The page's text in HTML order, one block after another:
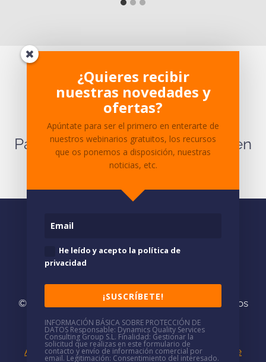
¿Te ha parecido interesante?
¿Tienes dudas sobre el
contenido?
Para cualquier pregunta ponte en
contactocon nosotros.
© 2026
· Somos consultores especializados
enSoluciones Microsoft
(+34)937 688 766· mkt@dqsconsulting.com
Aviso Legal|Política de Privacidad|Política de
¿Quieres recibir
nuestras novedades y
ofertas?
Apúntate para ser el primero en enterarte de
nuestros webinarios gratuitos, los recursos
que os ponemos a disposición, nuestras
noticias, etc.
He leído y acepto la política de
privacidad
¡SUSCRÍBETE!
INFORMACIÓN BÁSICA SOBRE PROTECCIÓN DE
DATOS Responsable: Dynamics Quality Services
Consulting Group S.L. Finalidad: Gestionar la
solicitud que realizas en este formulario de
contacto y envío de información comercial por
email. Legitimación: Consentimiento del interesado.